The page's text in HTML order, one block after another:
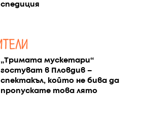
спедиция
„Тримата мускетари“
гостуват в Пловдив –
спектакъл, който не бива да
пропускате това лято